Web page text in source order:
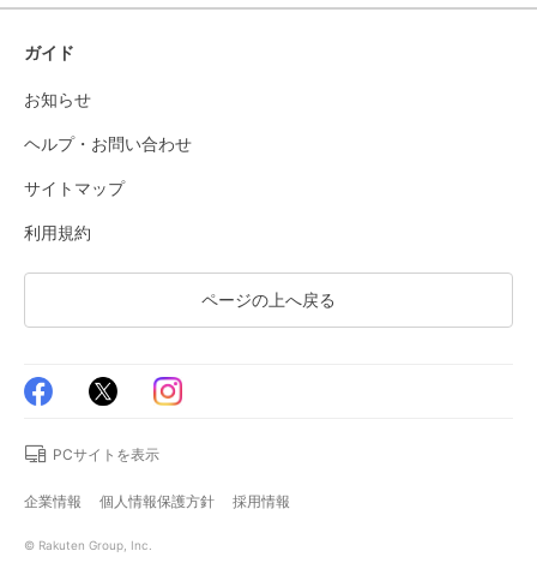
ガイド
お知らせ
ヘルプ・お問い合わせ
サイトマップ
利用規約
ページの上へ戻る
PCサイトを表示
企業情報 個人情報保護方針 採用情報
© Rakuten Group, Inc.